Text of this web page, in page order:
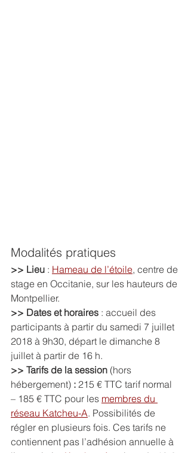
Modalités pratiques
>> Lieu : Hameau de l’étoile, centre de
stage en Occitanie, sur les hauteurs de
Montpellier.
>> Dates et horaires : accueil des
participants à partir du samedi 7 juillet
2018 à 9h30, départ le dimanche 8
juillet à partir de 16 h.
>> Tarifs de la session (hors
hébergement) : 215 € TTC tarif normal
– 185 € TTC pour les membres du
réseau Katcheu-A. Possibilités de
régler en plusieurs fois. Ces tarifs ne
contiennent pas l’adhésion annuelle à